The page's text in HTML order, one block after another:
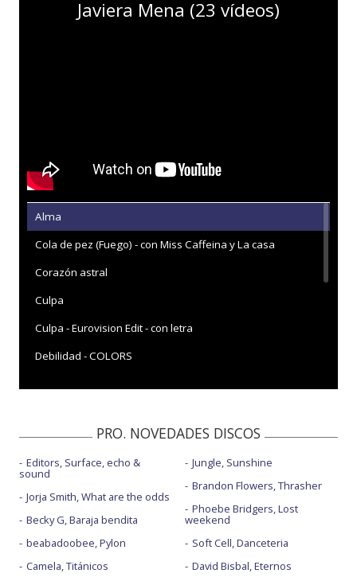
Javiera Mena (23 vídeos)
Alma
Cola de pez (Fuego) - con Miss Caffeina y La casa
Corazón astral
Culpa
Culpa - Eurovision Edit - con letra
Debilidad - COLORS
Diva
Dos
Dunas - con Myriam Hernández
Entre las dos - con Miranda!
Entropía - con letra
PRO. NOVEDADES DISCOS
Editors, Surface, echo &
sound
Jorja Smith, What are the odds
Becky G, Baraja bendita
beabadoobee, Pylon
Camela, Titánicos
Jungle, Sunshine
Brandon Flowers, Thrasher
Phoebe Bridgers, Lost
weekend
Soft Cell, Danceteria
David Bisbal, Eternos